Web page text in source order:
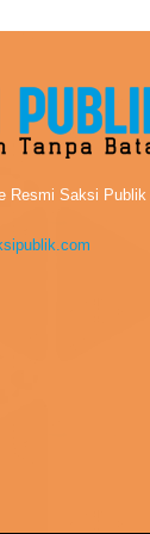
Resmi Saksi Publik